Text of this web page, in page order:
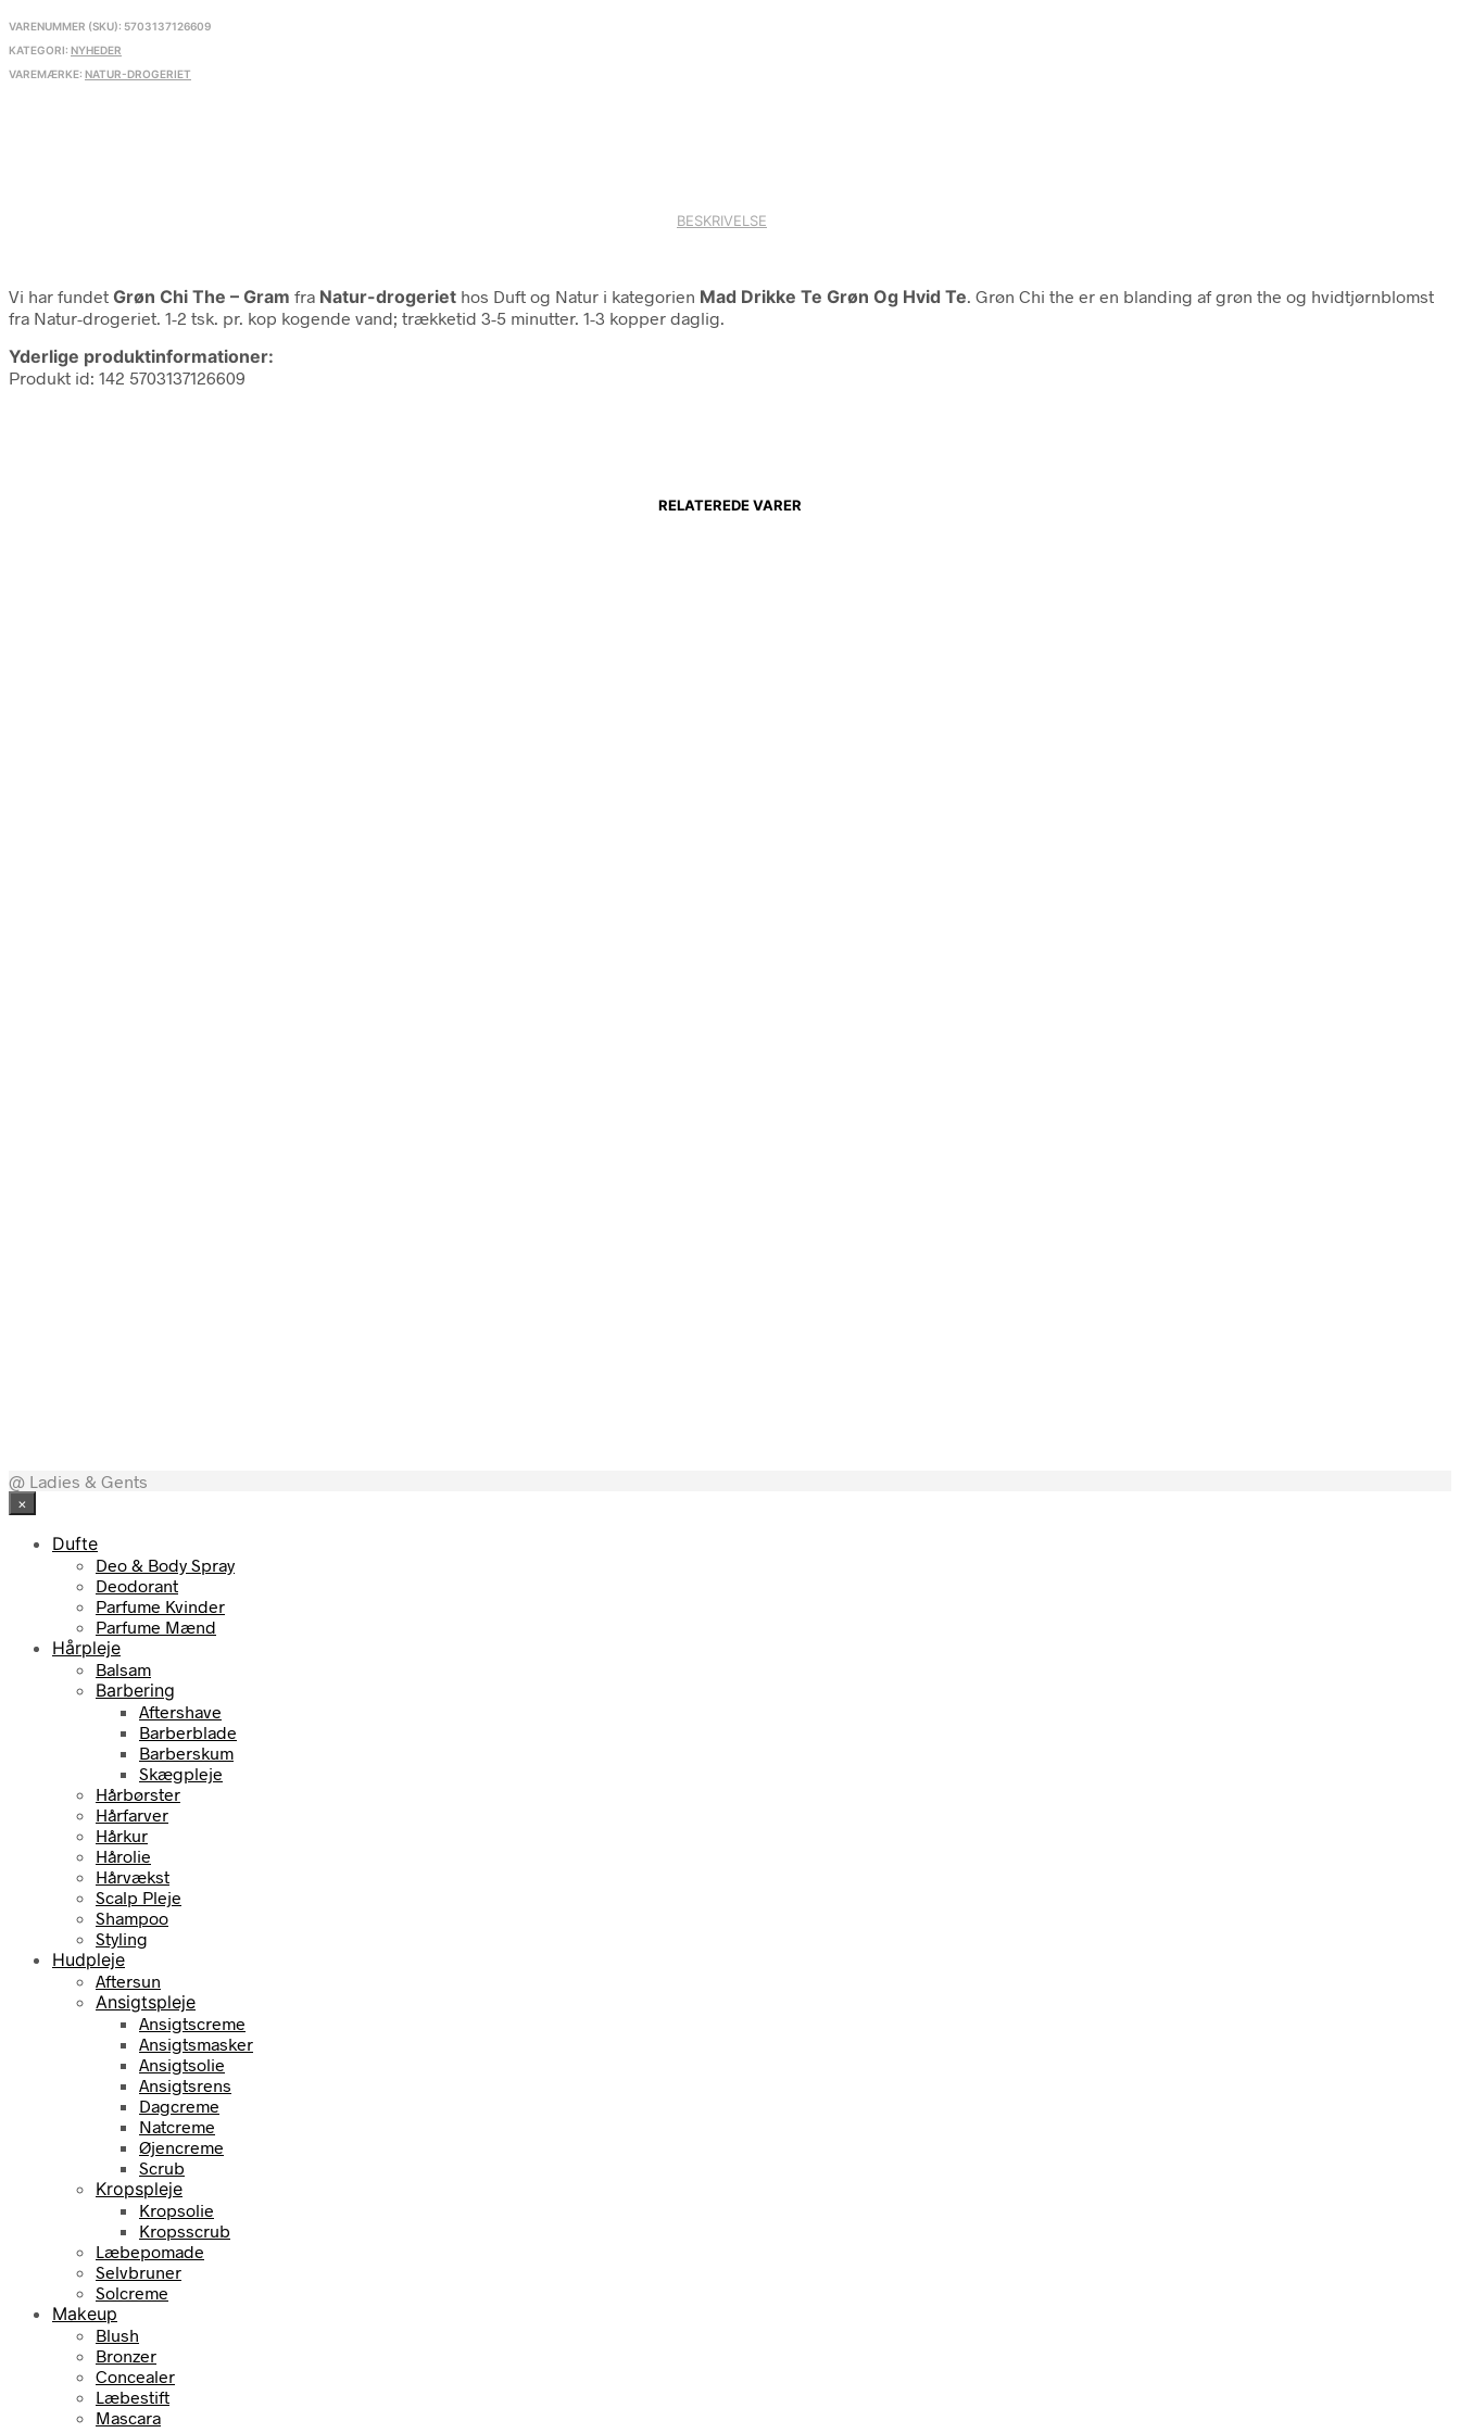
var:
39,95 kr..
VARENUMMER (SKU): 5703137126609
KATEGORI: NYHEDER
VAREMÆRKE: NATUR-DROGERIET
BESKRIVELSE
Vi har fundet Grøn Chi The – Gram fra Natur-drogeriet hos Duft og Natur i kategorien Mad Drikke Te Grøn Og Hvid Te. Grøn Chi the er en blanding af grøn the og hvidtjørnblomst
fra Natur-drogeriet. 1-2 tsk. pr. kop kogende vand; trækketid 3-5 minutter. 1-3 kopper daglig.
Yderlige produktinformationer:
Produkt id: 142 5703137126609
RELATEREDE VARER
@ Ladies & Gents
×
Dufte
Deo & Body Spray
Deodorant
Parfume Kvinder
Parfume Mænd
Hårpleje
Balsam
Barbering
Aftershave
Barberblade
Barberskum
Skægpleje
Hårbørster
Hårfarver
Hårkur
Hårolie
Hårvækst
Scalp Pleje
Shampoo
Styling
Hudpleje
Aftersun
Ansigtspleje
Ansigtscreme
Ansigtsmasker
Ansigtsolie
Ansigtsrens
Dagcreme
Natcreme
Øjencreme
Scrub
Kropspleje
Kropsolie
Kropsscrub
Læbepomade
Selvbruner
Solcreme
Makeup
Blush
Bronzer
Concealer
Læbestift
Mascara